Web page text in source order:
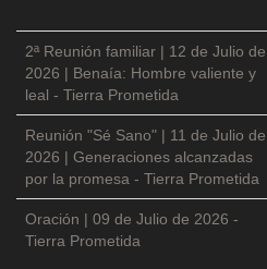
2ª Reunión familiar | 12 de Julio de
2026 | Benaía: Hombre valiente y
leal - Tierra Prometida
Reunión "Sé Sano" | 11 de Julio de
2026 | Generaciones alcanzadas
por la promesa - Tierra Prometida
Oración | 09 de Julio de 2026 -
Tierra Prometida